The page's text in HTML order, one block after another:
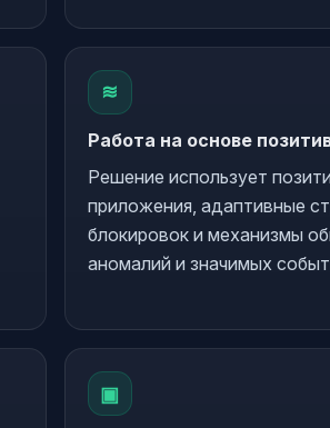
≋
Работа на основе
Решение использует
приложения, адаптивные
блокировок и механизмы
аномалий и значимых
▣